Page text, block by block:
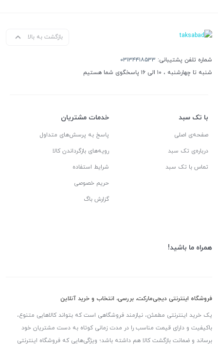
بازگشت به بالا
شماره تلفن پشتیبانی: ۰۳۱۳۴۴۱۸۵۳۳
شنبه تا چهارشنبه ، ۱۰ الی ۱۶ پاسخگوی شما هستیم
با تک سبد
صفحه‌ی اصلی
درباره‌ی تک سبد
تماس با تک سبد
خدمات مشتریان
پاسخ به پرسش‌های متداول
رویه‌های بازگرداندن کالا
شرایط استفاده
حریم خصوصی
گزارش باگ
همراه ما باشید!
فروشگاه اینترنتی دیجی‌مارکت، بررسی، انتخاب و خرید آنلاین
یک خرید اینترنتی مطمئن، نیازمند فروشگاهی است که بتواند کالاهایی متنوع،
باکیفیت و دارای قیمت مناسب را در مدت زمانی کوتاه به دست مشتریان خود
برساند و ضمانت بازگشت کالا هم داشته باشد؛ ویژگی‌هایی که فروشگاه اینترنتی